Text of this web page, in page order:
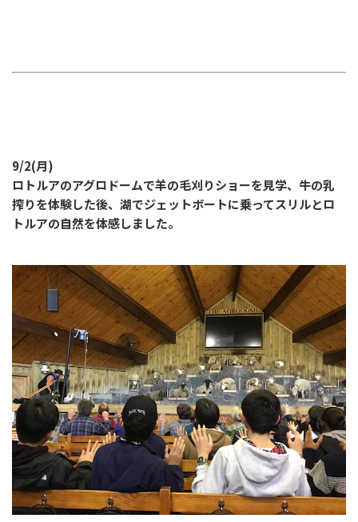
9/2(月)
ロトルアのアグロドームで羊の毛刈りショーを見学、牛の乳
搾りを体験した後、湖でジェットボートに乗ってスリルとロ
トルアの自然を体感しました。